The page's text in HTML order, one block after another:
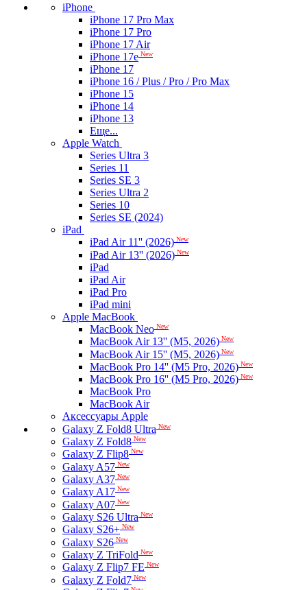
iPhone
iPhone 17 Pro Max
iPhone 17 Pro
iPhone 17 Air
iPhone 17e New
iPhone 17
iPhone 16 / Plus / Pro / Pro Max
iPhone 15
iPhone 14
iPhone 13
Еще...
Apple Watch
Series Ultra 3
Series 11
Series SE 3
Series Ultra 2
Series 10
Series SE (2024)
iPad
iPad Air 11'' (2026) New
iPad Air 13'' (2026) New
iPad
iPad Air
iPad Pro
iPad mini
Apple MacBook
MacBook Neo New
MacBook Air 13'' (M5, 2026) New
MacBook Air 15'' (M5, 2026) New
MacBook Pro 14'' (M5 Pro, 2026) New
MacBook Pro 16'' (M5 Pro, 2026) New
MacBook Pro
MacBook Air
Аксессуары Apple
Galaxy Z Fold8 Ultra New
Galaxy Z Fold8 New
Galaxy Z Flip8 New
Galaxy A57 New
Galaxy A37 New
Galaxy A17 New
Galaxy A07 New
Galaxy S26 Ultra New
Galaxy S26+ New
Galaxy S26 New
Galaxy Z TriFold New
Galaxy Z Flip7 FE New
Galaxy Z Fold7 New